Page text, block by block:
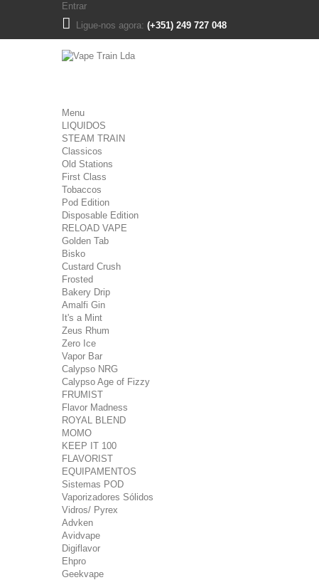
Entrar
Ligue-nos agora: (+351) 249 727 048
Menu
LIQUIDOS
STEAM TRAIN
Classicos
Old Stations
First Class
Tobaccos
Pod Edition
Disposable Edition
RELOAD VAPE
Golden Tab
Bisko
Custard Crush
Frosted
Bakery Drip
Amalfi Gin
It's a Mint
Zeus Rhum
Zero Ice
Vapor Bar
Calypso NRG
Calypso Age of Fizzy
FRUMIST
Flavor Madness
ROYAL BLEND
MOMO
KEEP IT 100
FLAVORIST
EQUIPAMENTOS
Sistemas POD
Vaporizadores Sólidos
Vidros/ Pyrex
Advken
Avidvape
Digiflavor
Ehpro
Geekvape